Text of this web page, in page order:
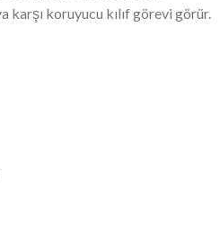
karşı koruyucu kılıf görevi görür.